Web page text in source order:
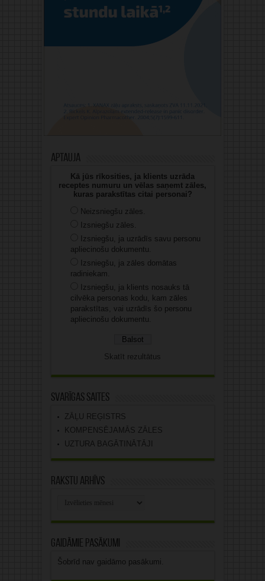
Aptauja
Kā jūs rīkosities, ja klients uzrāda
receptes numuru un vēlas saņemt zāles,
kuras parakstītas citai personai?
Neizsniegšu zāles.
Izsniegšu zāles.
Izsniegšu, ja uzrādīs savu personu
apliecinošu dokumentu.
Izsniegšu, ja zāles domātas
radiniekam.
Izsniegšu, ja klients nosauks tā
cilvēka personas kodu, kam zāles
parakstītas, vai uzrādīs šo personu
apliecinošu dokumentu.
Skatīt rezultātus
Svarīgas saites
ZĀĻU REĢISTRS
KOMPENSĒJAMĀS ZĀLES
UZTURA BAGĀTINĀTĀJI
Rakstu arhīvs
Gaidāmie pasākumi
Šobrīd nav gaidāmo pasākumi.